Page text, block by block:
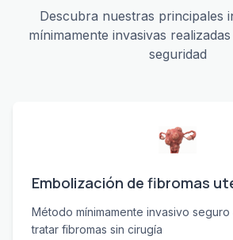
Descubra nuestras principales
mínimamente invasivas
seguridad
Embolización de fibromas
Método mínimamente invasivo
tratar fibromas sin cirugía